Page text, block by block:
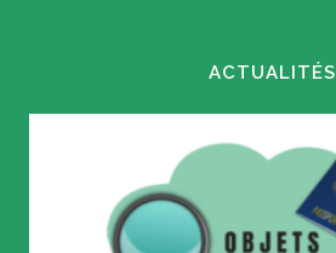
ACTUALITÉS